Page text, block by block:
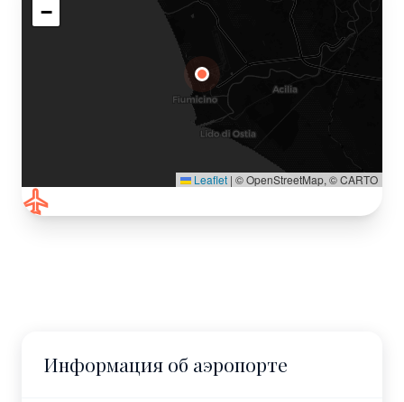
−
Leaflet | © OpenStreetMap, © CARTO
Информация об аэропорте